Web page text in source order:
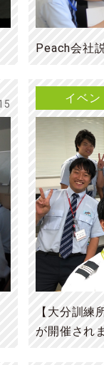
Peach会社
イベン
【大分訓練
が開催され